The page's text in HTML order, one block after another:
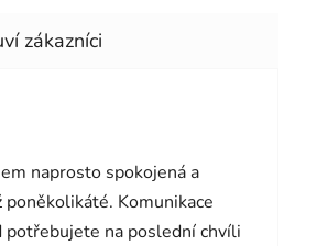
je 5 z 5 hvězdiček.
naprosto spokojená a
poněkolikáté. Komunikace
potřebujete na poslední chvíli